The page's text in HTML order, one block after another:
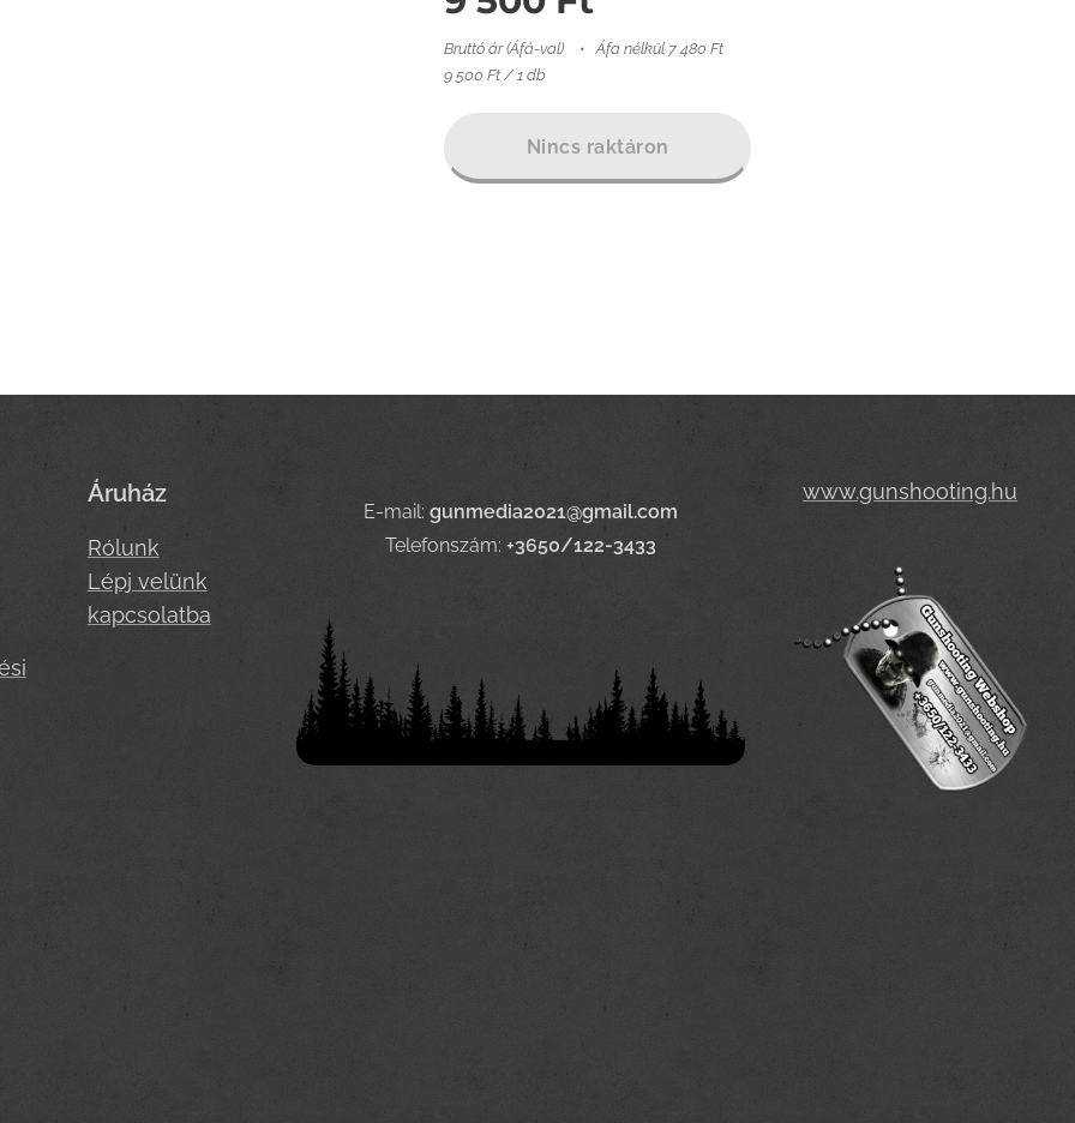
Bruttó ár (Áfá-val)
Áfa nélkül 7 480 Ft
9 500 Ft / 1 db
Nincs raktáron
Áruház
Rólunk
Lépj velünk
kapcsolatba
E-mail:gunmedia2021@gmail.com
Telefonszám:+3650/122-3433
www.gunshooting.hu